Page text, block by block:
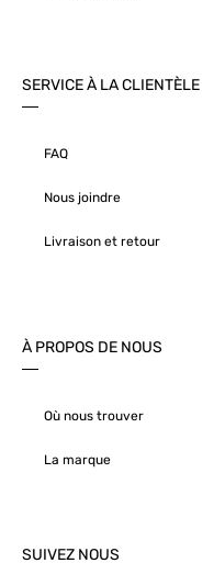
SERVICE À LA CLIENTÈLE
FAQ
Nous joindre
Livraison et retour
À PROPOS DE NOUS
Où nous trouver
La marque
SUIVEZ NOUS